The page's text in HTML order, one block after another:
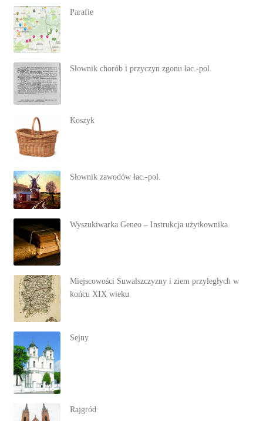
Parafie
Słownik chorób i przyczyn zgonu łac.-pol.
Koszyk
Słownik zawodów łac.-pol.
Wyszukiwarka Geneo – Instrukcja użytkownika
Miejscowości Suwalszczyzny i ziem przyległych w
końcu XIX wieku
Sejny
Rajgród